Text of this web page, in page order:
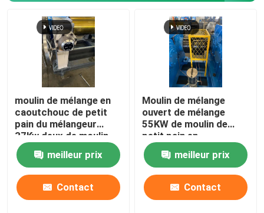
moulin de mélange en
caoutchouc de petit
pain du mélangeur
37Kw deux de moulin
de diamètre de 400mm
meilleur prix
Contact
Moulin de mélange
ouvert de mélange
55KW de moulin de
petit pain en
caoutchouc de la
machine XK450 deux
meilleur prix
Contact